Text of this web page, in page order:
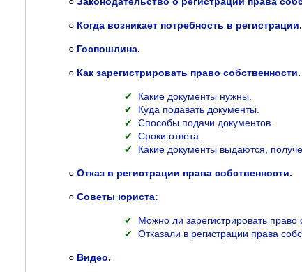
○ Когда возникает потребность в регистрации.
○ Госпошлина.
○ Как зарегистрировать право собственности.
✔
Какие документы нужны.
✔
Куда подавать документы.
✔
Способы подачи документов.
✔
Сроки ответа.
✔
Какие документы выдаются,
○ Отказ в регистрации права собственности.
○ Советы юриста:
✔
Можно ли зарегистрировать право
✔
Отказали в регистрации права
○ Видео.